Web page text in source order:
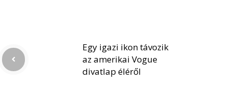
Egy igazi ikon távozik
az amerikai Vogue
divatlap éléről